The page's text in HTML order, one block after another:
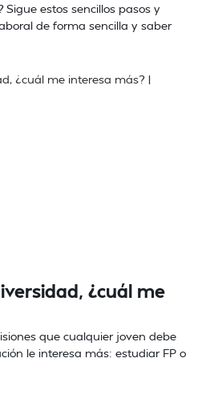
estos sencillos pasos y
de forma sencilla y saber
¿cuál me
que cualquier joven debe
le interesa más: estudiar FP o